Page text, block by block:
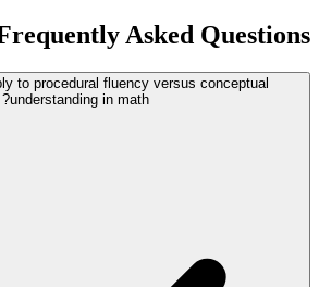
Asked Questions
to procedural fluency versus conceptual
understanding in math?